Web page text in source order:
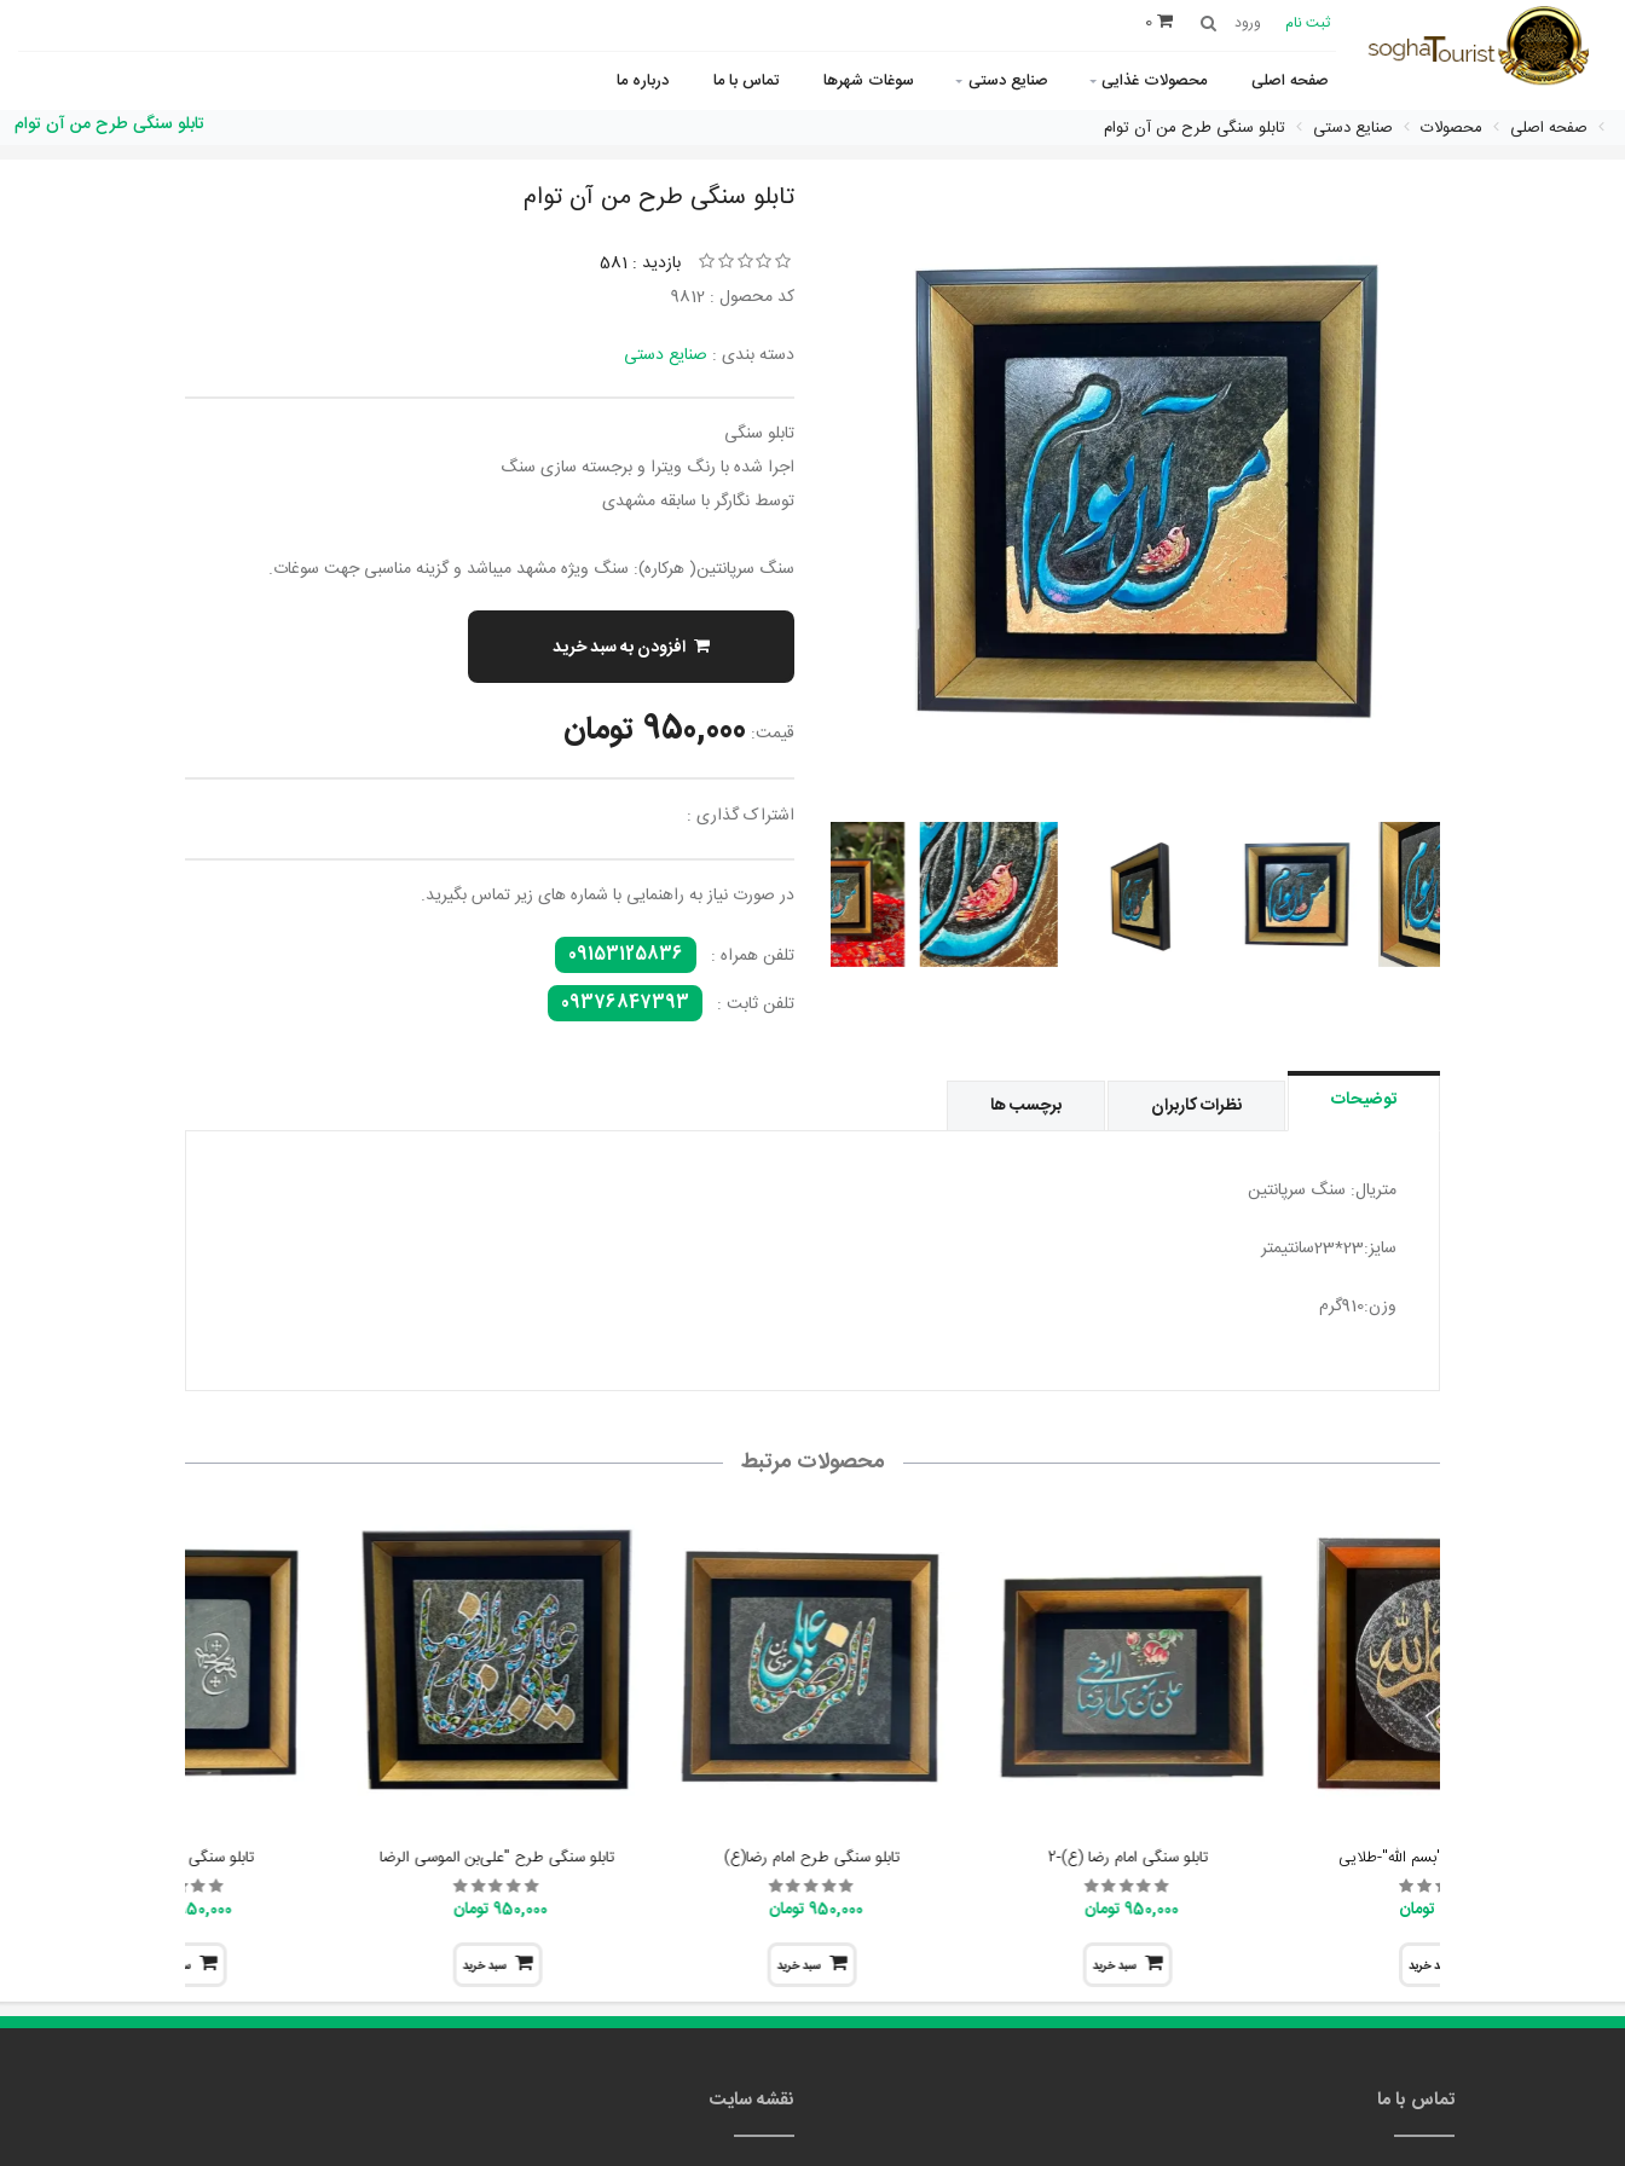
ثبت نام ورود 0
صفحه اصلی محصولات غذایی صنایع دستی سوغات شهرها تماس با ما
درباره ما
صفحه اصلی
محصولات صنایع دستی تابلو سنگی طرح من آن توام تابلو سنگی طرح من آن توام
تابلو سنگی طرح من آن توام
بازدید : 581
کد محصول : 9812
دسته بندی : صنایع دستی
تابلو سنگی
اجرا شده با رنگ ویترا و برجسته سازی سنگ
توسط نگارگر با سابقه مشهدی
سنگ سرپانتین( هرکاره): سنگ ویژه مشهد میباشد و گزینه مناسبی جهت سوغات.
افزودن به سبد خرید
قیمت: 950,000 تومان
اشتراک گذاری :
در صورت نیاز به راهنمایی با شماره های زیر تماس بگیرید.
تلفن همراه :
09153125836
تلفن ثابت :
09376847393
توضیحات نظرات کاربران برچسب ها
متریال: سنگ سرپانتین
سایز:23*23سانتیمتر
وزن:910گرم
محصولات مرتبط
تابلو سنگی طرح "بسم الله"-طلایی
سبد خرید
تابلو سنگی امام رضا (ع)-2
950,000 تومان
سبد خرید
تابلو سنگی طرح امام رضا(ع)
950,000 تومان
سبد خرید
تابلو سنگی طرح "علی‌بن الموسی الرضا
950,000 تومان
سبد خرید
تابلو سنگی طرح" هیچ"
950,000 تومان
سبد خرید
تماس با ما نقشه سایت